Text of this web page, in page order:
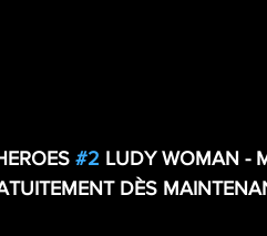
#2 LUDY WOMAN -
DÈS